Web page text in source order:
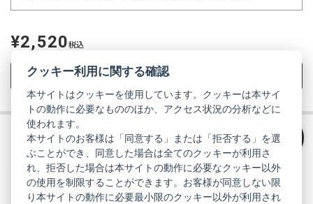
絞り込み
定
価
¥2,520税込
商品詳細を見る
入荷待ち
レンズキャップ O-LW65B シルバ
ー
商品コード：S0031531
クッキー利用に関する確認
本サイトはクッキーを使用しています。クッキーは本サイ
トの動作に必要なもののほか、アクセス状況の分析などに
使われます。
本サイトのお客様は「同意する」または「拒否する」を選
ぶことができ、同意した場合は全てのクッキーが利用さ
れ、拒否した場合は本サイトの動作に必要なクッキー以外
の使用を制限することができます。お客様が同意しない限
り本サイトの動作に必要最小限のクッキー以外が利用され